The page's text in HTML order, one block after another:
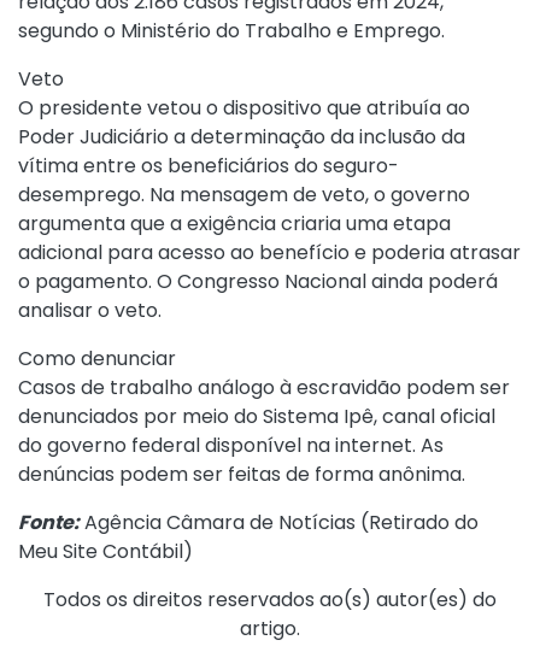
segundo o Ministério do Trabalho e Emprego.
Veto
O presidente vetou o dispositivo que atribuía ao
Poder Judiciário a determinação da inclusão da
vítima entre os beneficiários do seguro-
desemprego. Na mensagem de veto, o governo
argumenta que a exigência criaria uma etapa
adicional para acesso ao benefício e poderia atrasar
o pagamento. O Congresso Nacional ainda poderá
analisar o veto.
Como denunciar
Casos de trabalho análogo à escravidão podem ser
denunciados por meio do Sistema Ipê, canal oficial
do governo federal disponível na internet. As
denúncias podem ser feitas de forma anônima.
Fonte:Agência Câmara de Notícias (Retirado do
Meu Site Contábil)
Todos os direitos reservados ao(s) autor(es) do
artigo.